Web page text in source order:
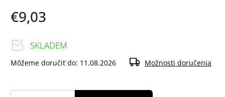
€9,03
SKLADEM
Môžeme doručiť do: 11.08.2026 Možnosti doručenia